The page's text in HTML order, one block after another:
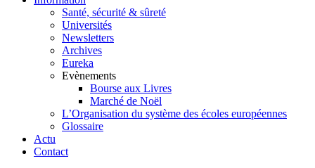
Santé, sécurité & sûreté
Universités
Newsletters
Archives
Eureka
Evènements
Bourse aux Livres
Marché de Noël
L’Organisation du système des écoles européennes
Glossaire
Actu
Contact